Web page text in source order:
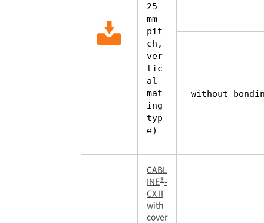
25
mm
pit
ch,
ver
tic
al
mat
ing
typ
e)
without
CABL
INE®-
CX II
with
cover